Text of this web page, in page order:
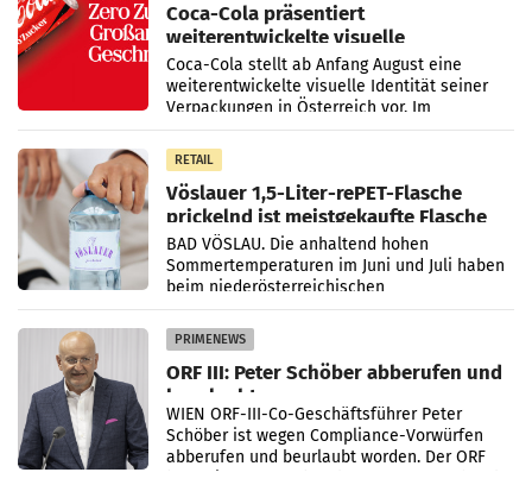
Coca-Cola präsentiert
weiterentwickelte visuelle
Markenidentität
Coca-Cola stellt ab Anfang August eine
weiterentwickelte visuelle Identität seiner
Verpackungen in Österreich vor. Im
Mittelpunkt des Redesigns stehen zentrale
Gestaltungselemente
RETAIL
Vöslauer 1,5-Liter-rePET-Flasche
prickelnd ist meistgekaufte Flasche
Österreichs
BAD VÖSLAU. Die anhaltend hohen
Sommertemperaturen im Juni und Juli haben
beim niederösterreichischen
Getränkehersteller Vöslauer zu deutlichen
Absatzzuwächsen geführt. Während
PRIMENEWS
ORF III: Peter Schöber abberufen und
beurlaubt
WIEN ORF-III-Co-Geschäftsführer Peter
Schöber ist wegen Compliance-Vorwürfen
abberufen und beurlaubt worden. Der ORF